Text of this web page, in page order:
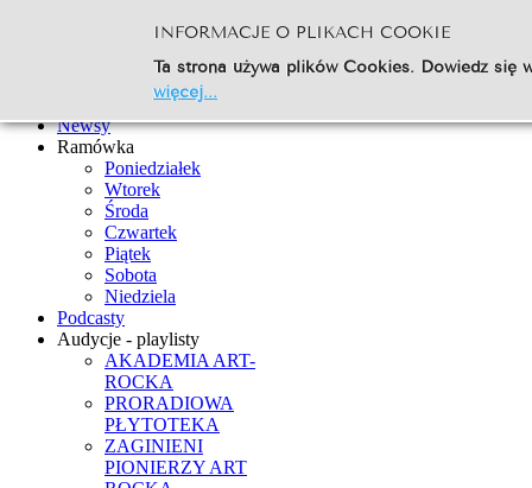
Go
Strona Główna
Newsy
Ramówka
Poniedziałek
Wtorek
Środa
Czwartek
Piątek
Sobota
Niedziela
Podcasty
Audycje - playlisty
AKADEMIA ART-
ROCKA
PRORADIOWA
PŁYTOTEKA
ZAGINIENI
PIONIERZY ART
INFORMACJE O PLIKACH COOKIE
Ta strona używa plików Cookies. Dowiedz
więcej...